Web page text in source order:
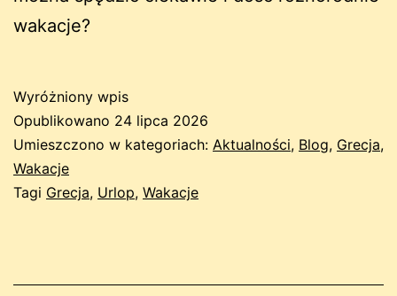
wakacje?
Wyróżniony wpis
Opublikowano 24 lipca 2026
Umieszczono w kategoriach: Aktualności, Blog, Grecja,
Wakacje
Tagi Grecja, Urlop, Wakacje